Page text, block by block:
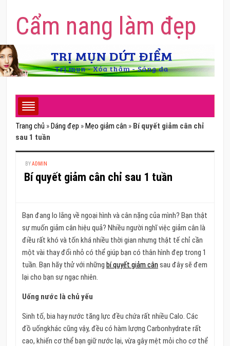
Cẩm nang làm đẹp
Trang chủ » Dáng đẹp » Mẹo giảm cân » Bí quyết giảm cân chỉ
sau 1 tuần
BYADMIN
Bí quyết giảm cân chỉ sau 1 tuần
Bạn đang lo lắng về ngoại hình và cân nặng của mình? Bạn thật
sự muốn giảm cân hiệu quả? Nhiều người nghĩ việc giảm cân là
điều rất khó và tốn khá nhiều thời gian nhưng thật tế chỉ cần
một vài thay đổi nhỏ có thể giúp bạn có thân hình đẹp trong 1
tuần. Bạn hãy thử với những bí quyết giảm cân sau đây sẽ đem
lại cho bạn sự ngạc nhiên.
Uống nước là chủ yếu
Sinh tố, bia hay nước tăng lực đều chứa rất nhiều Calo. Các
đồ uốngkhác cũng vậy, đều có hàm lượng Carbonhydrate rất
cao, khiến cơ thể bạn giữ nước lại, vừa gây mệt mỏi cho cơ thể